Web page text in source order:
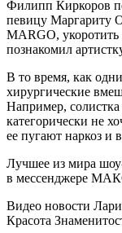
Филипп Киркоров
певицу Маргариту
MARGO,
познакомил
В то время, как
хирургические
Например,
категорически не
ее пугают наркоз и
Лучшее из мира
в мессенджере
Видео новости
Красота